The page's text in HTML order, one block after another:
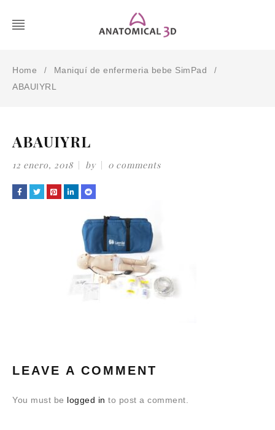
Home / Maniquí de enfermeria bebe SimPad /
ABAUIYRL
ABAUIYRL
12 enero, 2018 by 0 comments
LEAVE A COMMENT
You must be logged in to post a comment.